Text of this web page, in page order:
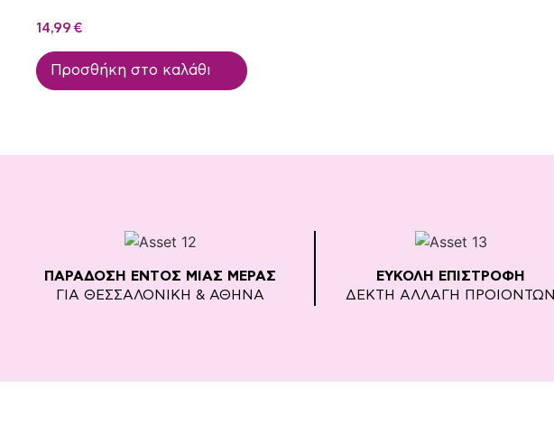
14,99 €
Προσθήκη στο καλάθι
ΠΑΡΑΔΟΣΗ ΕΝΤΟΣ ΜΙΑΣ ΜΕΡΑΣ
ΓΙΑ ΘΕΣΣΑΛΟΝΙΚΗ & ΑΘΗΝΑ
ΕΥΚΟΛΗ ΕΠΙΣΤΡΟΦΗ
ΔΕΚΤΗ ΑΛΛΑΓΗ ΠΡΟΙΟΝΤΩΝ